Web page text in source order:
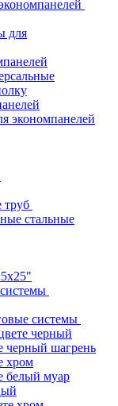
для
экономпанелей
труб
стальные
системы
черный
черный шагрень
хром
белый муар